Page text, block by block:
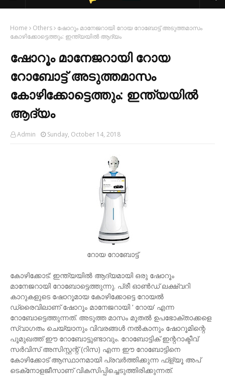
Home Others
ഷോറൂം മാനേജറായി റോയ റോബോട്ട് അടുത്തമാസം
കോഴിക്കോട്ടെത്തും: ഇന്ത്യയിൽ ആദ്യം
ഷോറൂം മാനേജറായി റോയ
റോബോട്ട് അടുത്തമാസം
കോഴിക്കോട്ടെത്തും: ഇന്ത്യയിൽ
ആദ്യം
Admin Sunday, October 14, 2018
റോയ റോബോട്ട്
കോഴിക്കോട്: ഇന്ത്യയില്‍ ആദ്യമായി ഒരു ഷോറൂം
മാനേജറായി റോബോട്ടെത്തുന്നു. പ്രീ ഓണ്‍ഡ് ലക്ഷ്വറി
കാറുകളുടെ ഷോറൂമായ കോഴിക്കോട്ടെ റോയല്‍
ഡ്രൈവിലാണ് ഷോറൂം മാനേജറായി ‘ റോയ’ എന്ന
റോബോട്ടെത്തുന്നത്. അടുത്ത മാസം മുതല്‍ ഉപഭോക്താക്കളെ
സ്വാഗതം ചെയ്യാനും വിവരങ്ങള്‍ നല്‍കാനും ഷോറൂമിന്റെ
പൂമുഖത്ത് ഈ റോബോട്ടുണ്ടാവും. റോബോട്ടിക് ഇന്ററാക്ടീവ്
സര്‍വിസ് അസിസ്റ്റന്റ് (റിസ) എന്ന ഈ റോബോട്ടിനെ
കോഴിക്കോട് ആസ്ഥാനമായി പ്രവര്‍ത്തിക്കുന്ന ഫ്‌ള്യൂ അപ്
ടെക്‌നോളജീസാണ് വികസിപ്പിച്ചെടുത്തിരിക്കുന്നത്.